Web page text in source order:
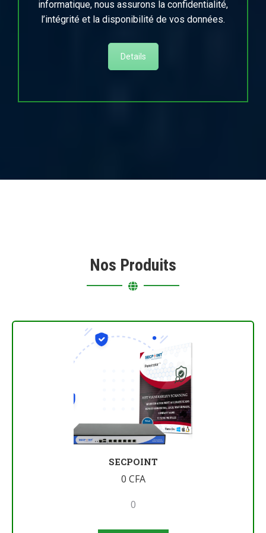
informatique, nous assurons la confidentialité,
l’intégrité et la disponibilité de vos données.
Details
Nos Produits
SECPOINT
0 CFA
0